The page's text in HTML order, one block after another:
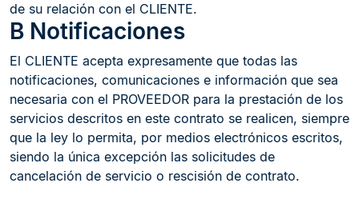
de su relación con el CLIENTE.
B Notificaciones
El CLIENTE acepta expresamente que todas las
notificaciones, comunicaciones e información que sea
necesaria con el PROVEEDOR para la prestación de los
servicios descritos en este contrato se realicen, siempre
que la ley lo permita, por medios electrónicos escritos,
siendo la única excepción las solicitudes de
cancelación de servicio o rescisión de contrato.